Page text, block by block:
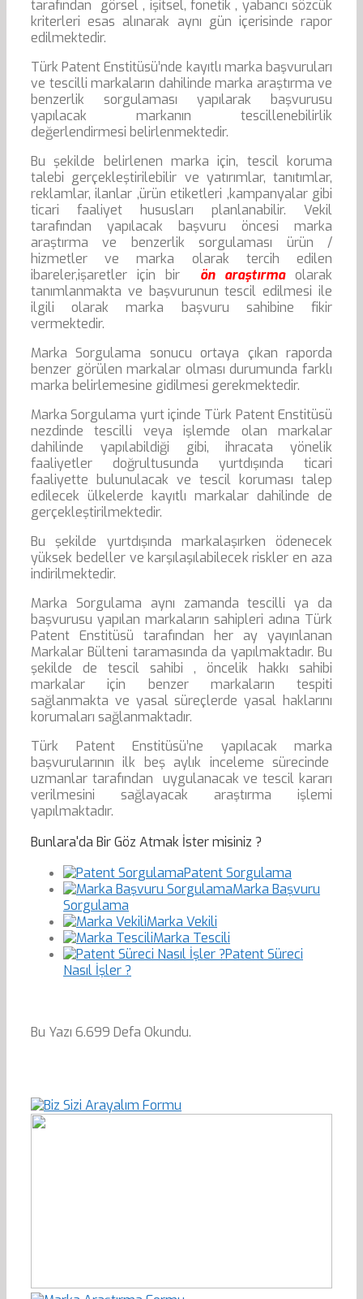
tarafından görsel , işitsel, fonetik , yabancı sözcük
kriterleri esas alınarak aynı gün içerisinde rapor
edilmektedir.
Türk Patent Enstitüsü’nde kayıtlı marka başvuruları
ve tescilli markaların dahilinde marka araştırma ve
benzerlik sorgulaması yapılarak başvurusu
yapılacak markanın tescillenebilirlik
değerlendirmesi belirlenmektedir.
Bu şekilde belirlenen marka için, tescil koruma
talebi gerçekleştirilebilir ve yatırımlar, tanıtımlar,
reklamlar, ilanlar ,ürün etiketleri ,kampanyalar gibi
ticari faaliyet hususları planlanabilir. Vekil
tarafından yapılacak başvuru öncesi marka
araştırma ve benzerlik sorgulaması ürün /
hizmetler ve marka olarak tercih edilen
ibareler,işaretler için bir ön araştırma olarak
tanımlanmakta ve başvurunun tescil edilmesi ile
ilgili olarak marka başvuru sahibine fikir
vermektedir.
Marka Sorgulama sonucu ortaya çıkan raporda
benzer görülen markalar olması durumunda farklı
marka belirlemesine gidilmesi gerekmektedir.
Marka Sorgulama yurt içinde Türk Patent Enstitüsü
nezdinde tescilli veya işlemde olan markalar
dahilinde yapılabildiği gibi, ihracata yönelik
faaliyetler doğrultusunda yurtdışında ticari
faaliyette bulunulacak ve tescil koruması talep
edilecek ülkelerde kayıtlı markalar dahilinde de
gerçekleştirilmektedir.
Bu şekilde yurtdışında markalaşırken ödenecek
yüksek bedeller ve karşılaşılabilecek riskler en aza
indirilmektedir.
Marka Sorgulama aynı zamanda tescilli ya da
başvurusu yapılan markaların sahipleri adına Türk
Patent Enstitüsü tarafından her ay yayınlanan
Markalar Bülteni taramasında da yapılmaktadır. Bu
şekilde de tescil sahibi , öncelik hakkı sahibi
markalar için benzer markaların tespiti
sağlanmakta ve yasal süreçlerde yasal haklarını
korumaları sağlanmaktadır.
Türk Patent Enstitüsü’ne yapılacak marka
başvurularının ilk beş aylık inceleme sürecinde
uzmanlar tarafından uygulanacak ve tescil kararı
verilmesini sağlayacak araştırma işlemi
yapılmaktadır.
Bunlara'da Bir Göz Atmak İster misiniz ?
Patent Sorgulama
Marka Başvuru
Sorgulama
Marka Vekili
Marka Tescili
Patent Süreci
Nasıl İşler ?
Bu Yazı 6.699 Defa Okundu.